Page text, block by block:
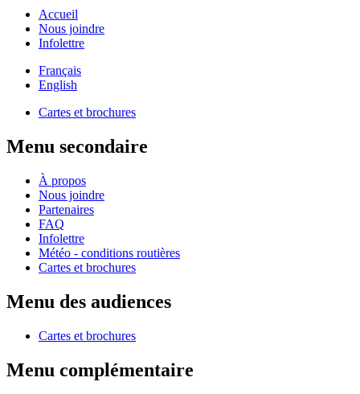
Accueil
Nous joindre
Infolettre
Français
English
Cartes et brochures
Menu secondaire
À propos
Nous joindre
Partenaires
FAQ
Infolettre
Météo - conditions routières
Cartes et brochures
Menu des audiences
Cartes et brochures
Menu complémentaire